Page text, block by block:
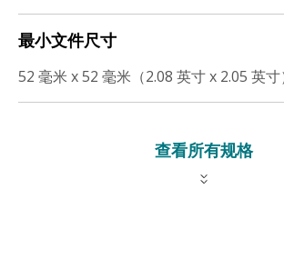
最小文件尺寸
52 毫米 x 52 毫米（2.08 英寸 x 2.05 英寸
查看所有规格